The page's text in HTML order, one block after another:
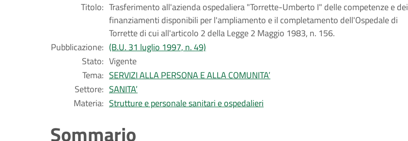
Titolo: Trasferimento all'azienda ospedaliera "Torrette-Umberto I" delle competenze e dei
finanziamenti disponibili per l'ampliamento e il completamento dell'Ospedale di
Torrette di cui all'articolo 2 della Legge 2 Maggio 1983, n. 156.
Pubblicazione: (B.U. 31 luglio 1997, n. 49)
Stato: Vigente
Tema: SERVIZI ALLA PERSONA E ALLA COMUNITA’
Settore: SANITA’
Materia: Strutture e personale sanitari e ospedalieri
Sommario